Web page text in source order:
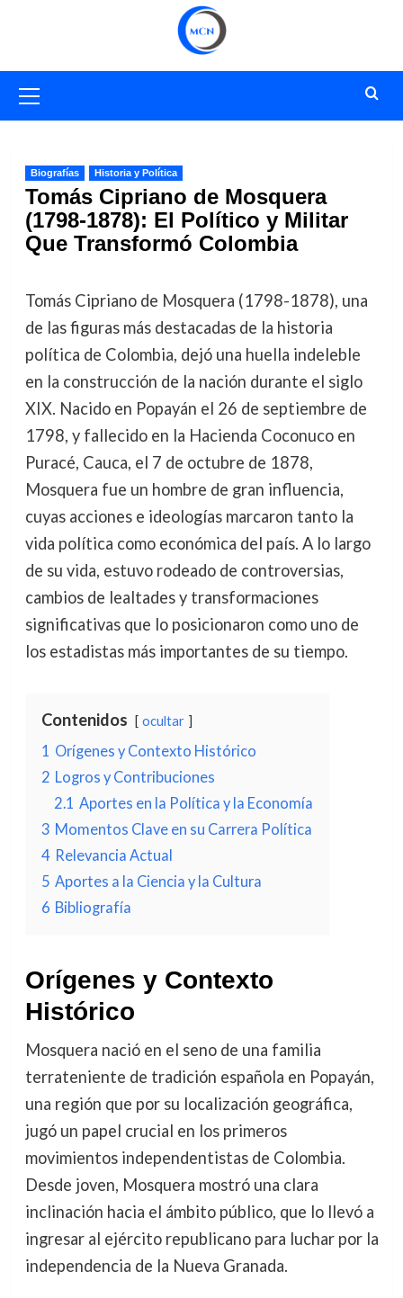
primario
Biografías Historia y Política
Tomás Cipriano de Mosquera
(1798-1878): El Político y Militar
Que Transformó Colombia
Tomás Cipriano de Mosquera (1798-1878), una
de las figuras más destacadas de la historia
política de Colombia, dejó una huella indeleble
en la construcción de la nación durante el siglo
XIX. Nacido en Popayán el 26 de septiembre de
1798, y fallecido en la Hacienda Coconuco en
Puracé, Cauca, el 7 de octubre de 1878,
Mosquera fue un hombre de gran influencia,
cuyas acciones e ideologías marcaron tanto la
vida política como económica del país. A lo largo
de su vida, estuvo rodeado de controversias,
cambios de lealtades y transformaciones
significativas que lo posicionaron como uno de
los estadistas más importantes de su tiempo.
Contenidos ocultar
1 Orígenes y Contexto Histórico
2 Logros y Contribuciones
2.1 Aportes en la Política y la Economía
3 Momentos Clave en su Carrera Política
4 Relevancia Actual
5 Aportes a la Ciencia y la Cultura
6 Bibliografía
Orígenes y Contexto
Histórico
Mosquera nació en el seno de una familia
terrateniente de tradición española en Popayán,
una región que por su localización geográfica,
jugó un papel crucial en los primeros
movimientos independentistas de Colombia.
Desde joven, Mosquera mostró una clara
inclinación hacia el ámbito público, que lo llevó a
ingresar al ejército republicano para luchar por la
independencia de la Nueva Granada.